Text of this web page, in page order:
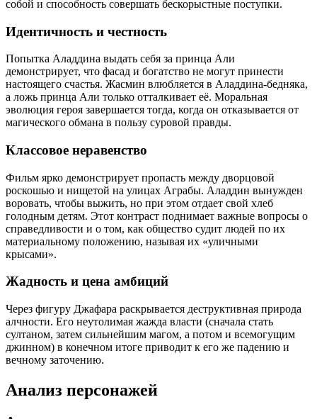
собой и способность совершать бескорыстные поступки.
Идентичность и честность
Попытка Аладдина выдать себя за принца Али
демонстрирует, что фасад и богатство не могут принести
настоящего счастья. Жасмин влюбляется в Аладдина-бедняка,
а ложь принца Али только отталкивает её. Моральная
эволюция героя завершается тогда, когда он отказывается от
магического обмана в пользу суровой правды.
Классовое неравенство
Фильм ярко демонстрирует пропасть между дворцовой
роскошью и нищетой на улицах Аграбы. Аладдин вынужден
воровать, чтобы выжить, но при этом отдает свой хлеб
голодным детям. Этот контраст поднимает важные вопросы о
справедливости и о том, как общество судит людей по их
материальному положению, называя их «уличными
крысами».
Жадность и цена амбиций
Через фигуру Джафара раскрывается деструктивная природа
алчности. Его неутолимая жажда власти (сначала стать
султаном, затем сильнейшим магом, а потом и всемогущим
джинном) в конечном итоге приводит к его же падению и
вечному заточению.
Анализ персонажей